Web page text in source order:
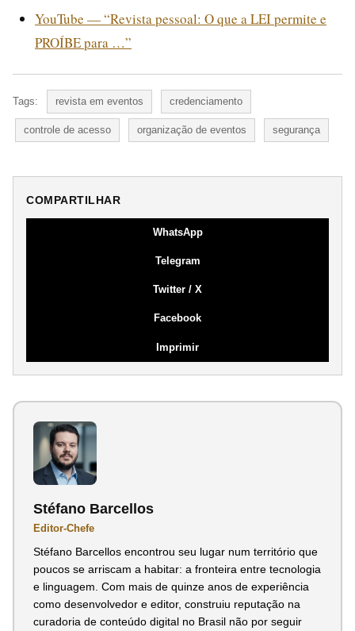
YouTube — “Revista pessoal: O que a LEI permite e
PROÍBE para …”
Tags: revista em eventos credenciamento
controle de acesso organização de eventos segurança
COMPARTILHAR
WhatsApp
Telegram
Twitter / X
Facebook
Imprimir
Stéfano Barcellos
Editor-Chefe
Stéfano Barcellos encontrou seu lugar num território que
poucos se arriscam a habitar: a fronteira entre tecnologia
e linguagem. Com mais de quinze anos de experiência
como desenvolvedor e editor, construiu reputação na
curadoria de conteúdo digital no Brasil não por seguir